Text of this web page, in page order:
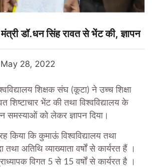
डॉ.धन सिंह रावत से भेंट की, ज्ञापन
May 28, 2022
शिक्षक संघ (कूटा) ने उच्च शिक्षा
शिष्टाचार भेंट की तथा विश्वविद्यालय के
समस्याओं को लेकर ज्ञापन दिया।
किया कि कुमाऊं विश्वविद्यालय तथा
तथा अतिथि व्याख्याता वर्षों से कार्यरत हैं ।
विगत 5 से 15 वर्षों से कार्यरत है ।